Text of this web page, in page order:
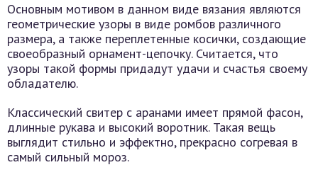
Основным мотивом в данном виде вязания являются
геометрические узоры в виде ромбов различного
размера, а также переплетенные косички, создающие
своеобразный орнамент-цепочку. Считается, что
узоры такой формы придадут удачи и счастья своему
обладателю.
Классический свитер с аранами имеет прямой фасон,
длинные рукава и высокий воротник. Такая вещь
выглядит стильно и эффектно, прекрасно согревая в
самый сильный мороз.